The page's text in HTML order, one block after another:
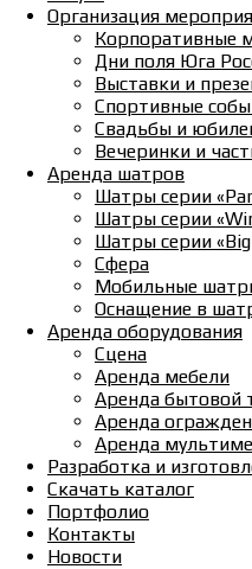
Организация
Корпоративные
Дни поля Юга
Выставки и
Спортивные
Свадьбы и
Вечеринки и
Аренда шатров
Шатры серии
Шатры серии
Шатры серии
Сфера
Мобильные
Оснащение в
Аренда оборудования
Сцена
Аренда мебели
Аренда бытовой
Аренда
Аренда
Разработка и
Скачать каталог
Портфолио
Контакты
Новости